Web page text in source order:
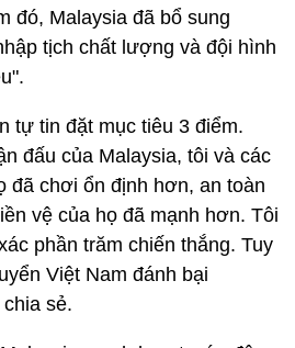
đó, Malaysia đã bổ sung
tịch chất lượng và đội hình
tự tin đặt mục tiêu 3 điểm.
đấu của Malaysia, tôi và các
đã chơi ổn định hơn, an toàn
vệ của họ đã mạnh hơn. Tôi
phần trăm chiến thắng. Tuy
Việt Nam đánh bại
chia sẻ.